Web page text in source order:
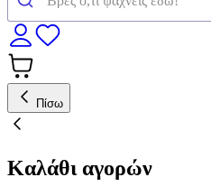
Πίσω
Καλάθι αγορών